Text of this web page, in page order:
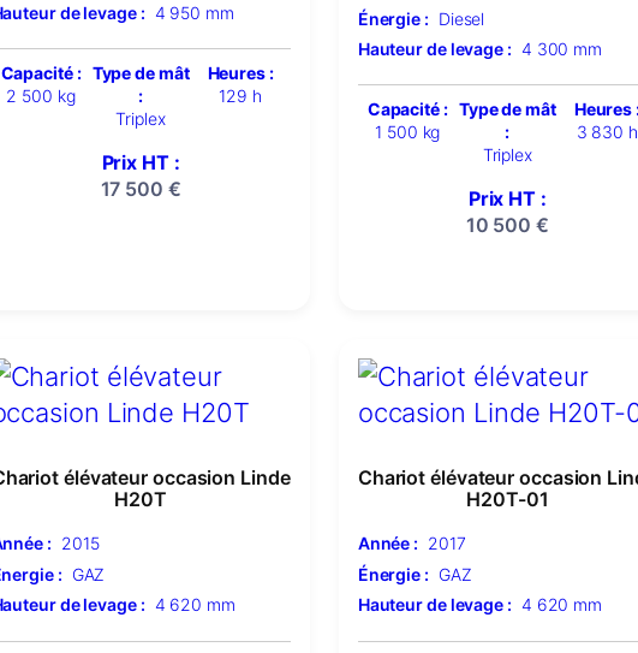
de levage : 4 950 mm
Capacité :
2 500 kg
Type de mât
:
Triplex
Heures :
129 h
Prix HT :
17 500 €
Énergie : Diesel
Hauteur de levage : 4 300 mm
Capacité :
1 500 kg
Type de mât
:
Triplex
Heures
3 830 h
Prix HT :
10 500 €
élévateur occasion Linde
H20T
: 2015
: GAZ
de levage : 4 620 mm
Chariot élévateur occasion
H20T-01
Année : 2017
Énergie : GAZ
Hauteur de levage : 4 620 mm